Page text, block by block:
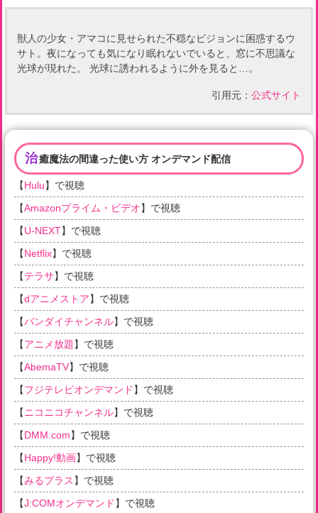
獣人の少女・アマコに見せられた不穏なビジョンに困惑するウ
サト。夜になっても気になり眠れないでいると、窓に不思議な
光球が現れた。 光球に誘われるように外を見ると…。
引用元： 公式サイト
治癒魔法の間違った使い方 オンデマンド配信
【Hulu】で視聴
【Amazonプライム・ビデオ】で視聴
【U-NEXT】で視聴
【Netflix】で視聴
【テラサ】で視聴
【dアニメストア】で視聴
【バンダイチャンネル】で視聴
【アニメ放題】で視聴
【AbemaTV】で視聴
【フジテレビオンデマンド 】で視聴
【ニコニコチャンネル】で視聴
【DMM.com】で視聴
【Happy!動画】で視聴
【みるプラス 】で視聴
【J:COMオンデマンド 】で視聴